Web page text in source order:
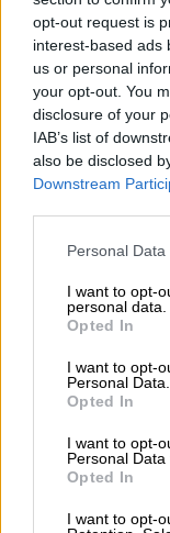
opt-out request is
interest-based ads
us or personal
your opt-out. You
disclosure of your
IAB’s list of
also be disclosed
Downstream
Personal
I want to opt-
personal data.
Opted In
I want to opt-
Personal Data.
Opted In
I want to opt-
Personal Data
Opted In
I want to opt-
Over de Bierothek
Werken bij de
Duurzaamheid
Maatschappelijke
Pers
Tijdschrift
Downloads
Bier seminars
Scheepvaart
Veelgestelde vragen
Bierothek®- Partner
Zakelijke klanten
Franchise